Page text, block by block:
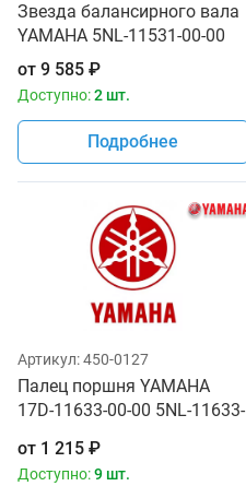
Звезда балансирного вала
YAMAHA 5NL-11531-00-00
от 9 585 ₽
Доступно:2 шт.
Подробнее
Артикул:450-0127
Палец поршня YAMAHA
17D-11633-00-00 5NL-11633-
от 1 215 ₽
Доступно:9 шт.